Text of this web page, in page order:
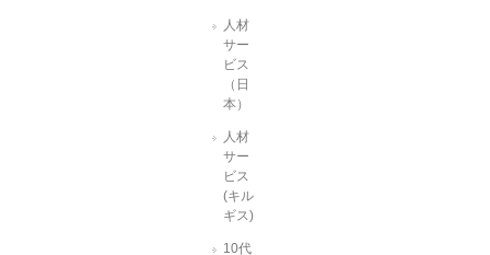
人材
サー
ビス
（日
本）
人材
サー
ビス
(キル
ギス)
10代